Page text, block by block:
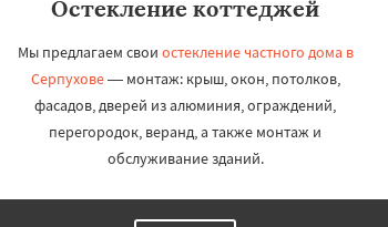
Остекление коттеджей
Мы предлагаем свои остекление частного дома в
Серпухове— монтаж: крыш, окон, потолков,
фасадов, дверей из алюминия, ограждений,
перегородок, веранд, а также монтаж и
обслуживание зданий.